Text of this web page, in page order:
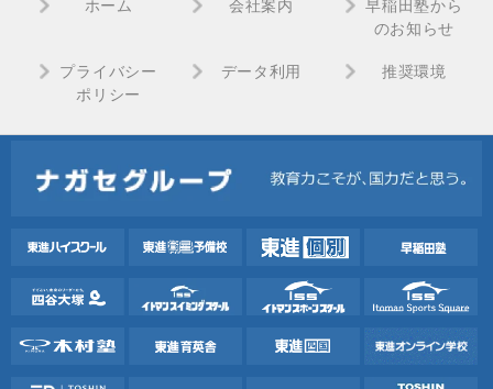
ホーム 会社案内
早稲田塾から
のお知らせ
プライバシー
ポリシー
データ利用 推奨環境